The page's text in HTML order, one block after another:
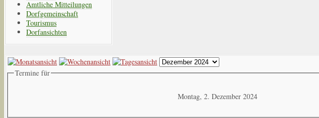
Amtliche Mitteilungen
Dorfgemeinschaft
Tourismus
Dorfansichten
Termine für
Montag, 2. Dezember 2024